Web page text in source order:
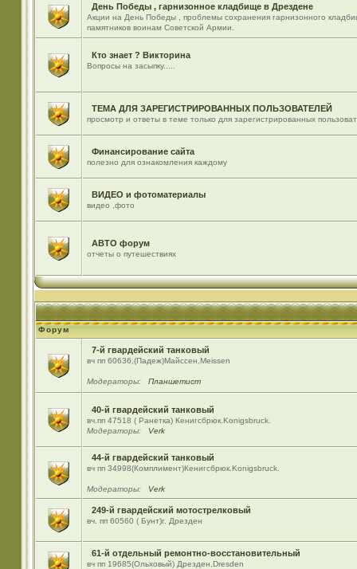
День Победы , гарнизонное кладбище в Дрездене
Акции на День Победы , проблемы сохранения гарнизонного
памятников воинам Советской Армии.
Кто знает ? Викторина
Вопросы на засыпку.....
ТЕМА ДЛЯ ЗАРЕГИСТРИРОВАННЫХ ПОЛЬЗОВАТЕЛЕЙ
просмотр и ответы в теме только для зарегистрированных
Финансирование сайта
полезно для ознакомления каждому
ВИДЕО и фотоматериалы
видео ,фото
АВТО форум
отчеты о путешествиях
Форум
7-й гвардейский танковый
вч пп 60636,(Падеж)Майсcен,Meissen
Модераторы: Планшетист
40-й гвардейский танковый
вч.пп 47518 ( Ранетка) Кенигсбрюк.Konigsbruck.
Модераторы:
Verk
44-й гвардейский танковый
вч пп 34998(Комплимент)Кенигсбрюк.Konigsbruck.
Модераторы: Verk
249-й гвардейский мотострелковый
вч. пп 60560 ( Бунт)г. Дрезден
61-й отдельный ремонтно-восстановительный
вч пп 19685(Ольховый) Дрезден,Dresden